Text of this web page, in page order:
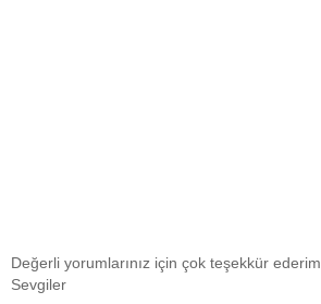
Değerli yorumlarınız için çok teşekkür ederim.
Sevgiler